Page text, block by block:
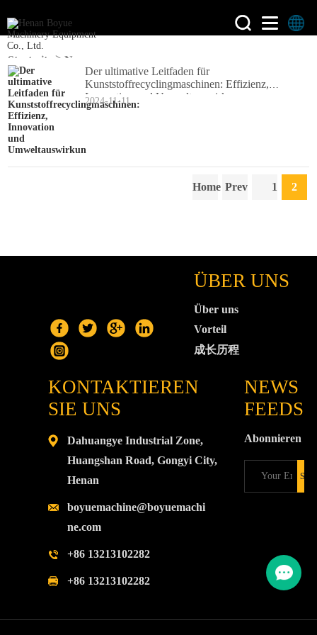
Startseite >News
Der ultimative Leitfaden für
Kunststoffrecyclingmaschinen: Effizienz,
Innovation und Umweltauswirkun
2024-11-11
Home Prev 1 2
ÜBER UNS
Über uns
Vorteil
成长历程
KONTAKTIEREN
SIE UNS
Dahuangye Industrial Zone,
Huangshan Road, Gongyi City,
Henan
boyuemachine@boyuemachi
ne.com
+86 13213102282
+86 13213102282
NEWS
FEEDS
Abonnieren